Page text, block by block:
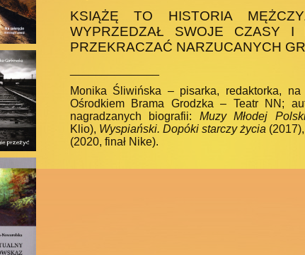
KSIĄŻĘ TO HISTORIA
WYPRZEDZAŁ SWOJE CZASY
PRZEKRACZAĆ NARZUCANYCH
Monika Śliwińska – pisarka, redaktorka, na
Ośrodkiem Brama Grodzka – Teatr NN;
nagradzanych biografii: Muzy Młodej
Klio), Wyspiański. Dopóki starczy życia
(2020, finał Nike).